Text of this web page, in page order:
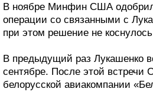
В ноябре Минфин США
операции со связанными с
при этом решение не
В предыдущий раз Лукашенко
сентябре. После этой встречи
белорусской авиакомпании